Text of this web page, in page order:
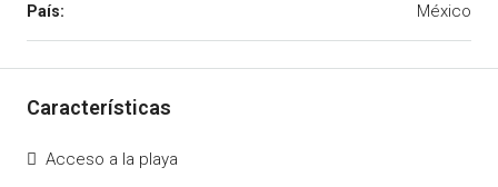
México
Acceso a la playa